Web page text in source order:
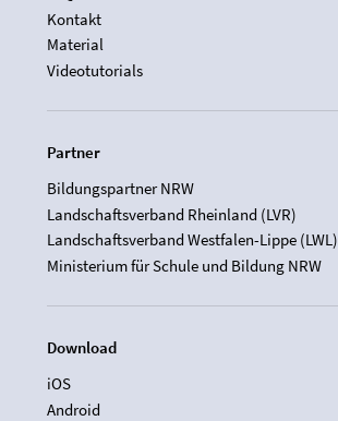
Kontakt
Material
Videotutorials
Partner
Bildungspartner NRW
Landschaftsverband Rheinland (LVR)
Landschaftsverband Westfalen-Lippe (LWL)
Ministerium für Schule und Bildung NRW
Download
iOS
Android